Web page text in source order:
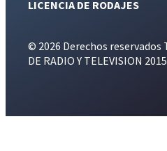
LICENCIA DE RODAJES
© 2026 Derechos reservados
DE RADIO Y TELEVISION 2015